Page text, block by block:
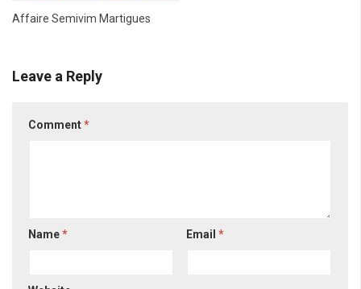
Affaire Semivim Martigues
Leave a Reply
Comment*
Name* Email*